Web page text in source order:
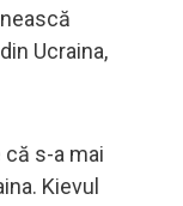
Ucraina,
că s-a mai
Kievul